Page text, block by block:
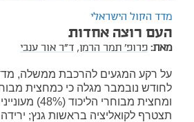
מדד הקול הישראלי
העם רוצה אחדות
מאת: פרופ' תמר הרמן, ד"ר אור ענבי
על רקע המגעים להרכבת ממשלה,
ומחצית מבוחרי
תצטרף לקואליציה בראשות גנץ;